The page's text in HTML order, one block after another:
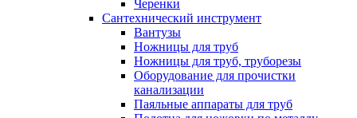
Черенки
Сантехнический инструмент
Вантузы
Ножницы для труб
Ножницы для труб, труборезы
Оборудование для прочистки
канализации
Паяльные аппараты для труб